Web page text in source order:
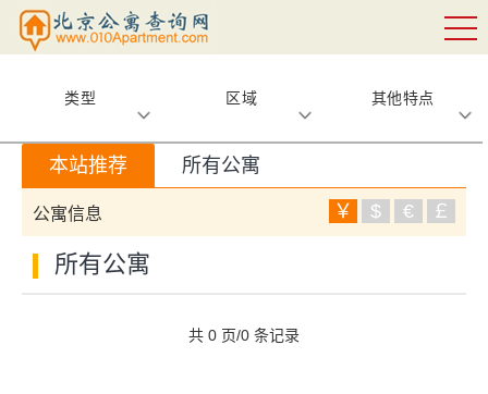
类型 区域 其他特点
本站推荐 所有公寓
公寓信息 ￥ $ € ￡
所有公寓
共 0 页/0 条记录